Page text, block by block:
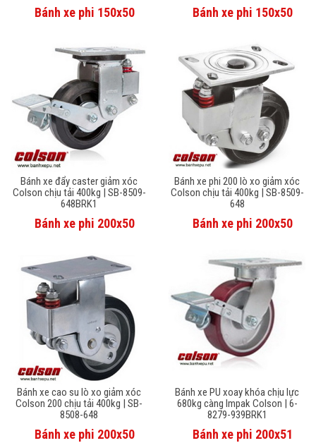
Bánh xe phi 150x50 Bánh xe phi 150x50
Bánh xe đẩy caster giảm xóc
Colson chịu tải 400kg | SB-8509-
648BRK1
Bánh xe phi 200x50
Bánh xe phi 200 lò xo giảm xóc
Colson chịu tải 400kg | SB-8509-
648
Bánh xe phi 200x50
Bánh xe cao su lò xo giảm xóc
Colson 200 chịu tải 400kg | SB-
8508-648
Bánh xe phi 200x50
Bánh xe PU xoay khóa chịu lực
680kg càng Impak Colson | 6-
8279-939BRK1
Bánh xe phi 200x51